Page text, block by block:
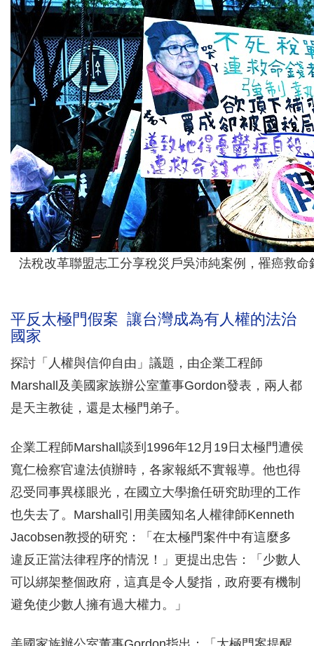
法稅改革聯盟志工分享稅災戶吳沛純案例，罹癌救
平反太極門假案 讓台灣成為有人權的法治
國家
探討「人權與信仰自由」議題，由企業工程師
Marshall及美國家族辦公室董事Gordon發表，兩人都
是天主教徒，還是太極門弟子。
企業工程師Marshall談到1996年12月19日太極門遭侯
寬仁檢察官違法偵辦時，各家報紙不實報導。他也得
忍受同事異樣眼光，在國立大學擔任研究助理的工作
也失去了。Marshall引用美國知名人權律師Kenneth
Jacobsen教授的研究：「在太極門案件中有這麼多
違反正當法律程序的情況！」更提出忠告：「少數人
可以綁架整個政府，這真是令人髮指，政府要有機制
避免使少數人擁有過大權力。」